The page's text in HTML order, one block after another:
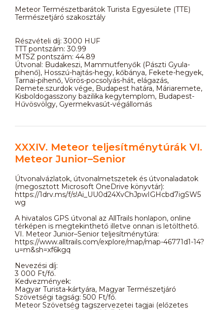
Meteor Természetbarátok Turista Egyesülete (TTE)
Természetjáró szakosztály
Részvételi díj: 3000 HUF
TTT pontszám: 30.99
MTSZ pontszám: 44.89
Útvonal: Budakeszi, Mammutfenyők (Pászti Gyula-
pihenő), Hosszú-hajtás-hegy, kőbánya, Fekete-hegyek,
Tarnai-pihenő, Vörös-pocsolyás-hát, elágazás,
Remete.szurdok vége, Budapest határa, Máriaremete,
Kisboldogasszony bazilika kegytemplom, Budapest-
Hűvösvölgy, Gyermekvasút-végállomás
XXXIV. Meteor teljesítménytúrák VI.
Meteor Junior–Senior
Útvonalvázlatok, útvonalmetszetek és útvonaladatok
(megosztott Microsoft OneDrive könyvtár):
https://1drv.ms/f/s!Ai_UU0d24XvChJpwIGHcbd7igSW5
wg
A hivatalos GPS útvonal az AllTrails honlapon, online
térképen is megtekinthető illetve onnan is letölthető.
VI. Meteor Junior–Senior teljesítménytúra:
https://www.alltrails.com/explore/map/map-46771d1-14?
u=m&sh=xf6kgq
Nevezési díj:
3 000 Ft/fő.
Kedvezmények:
Magyar Turista-kártyára, Magyar Természetjáró
Szövetségi tagság: 500 Ft/fő.
Meteor Szövetség tagszervezetei tagjai (előzetes